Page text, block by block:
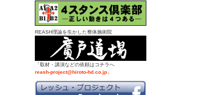
REASH理論を生かした整体施術院
「取材・講演などの依頼はコチラへ
reash-project@hiroto-hd.co.jp 」